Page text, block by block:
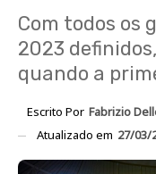
Com todos os
2023
quando a
Escrito Por Fabrizio
Atualizado em 27/03/